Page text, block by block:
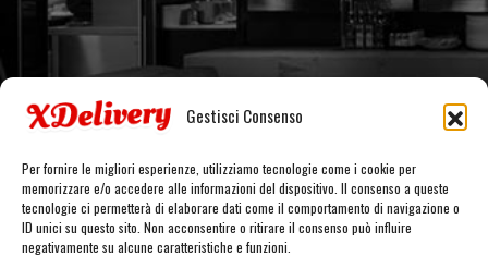
Gestisci Consenso
Per fornire le migliori esperienze, utilizziamo tecnologie come i cookie per
memorizzare e/o accedere alle informazioni del dispositivo. Il consenso a queste
tecnologie ci permetterà di elaborare dati come il comportamento di navigazione o
ID unici su questo sito. Non acconsentire o ritirare il consenso può influire
negativamente su alcune caratteristiche e funzioni.